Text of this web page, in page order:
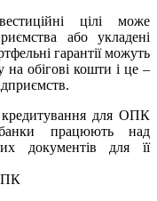
цілі може
або укладені
гарантії можуть
на обігові кошти і це –
кредитування для ОПК
працюють над
документів для її